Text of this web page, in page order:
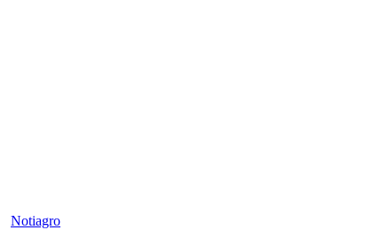
Notiagro